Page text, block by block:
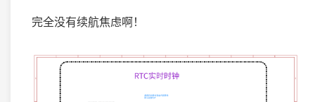
完全没有续航焦虑啊！